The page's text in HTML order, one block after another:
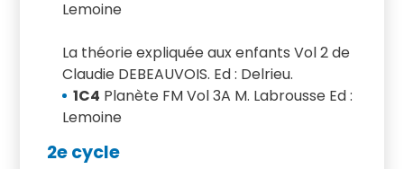
Lemoine
La théorie expliquée aux enfants Vol 2 de
Claudie DEBEAUVOIS. Ed : Delrieu.
1C4 Planète FM Vol 3A M. Labrousse Ed :
Lemoine
2e cycle